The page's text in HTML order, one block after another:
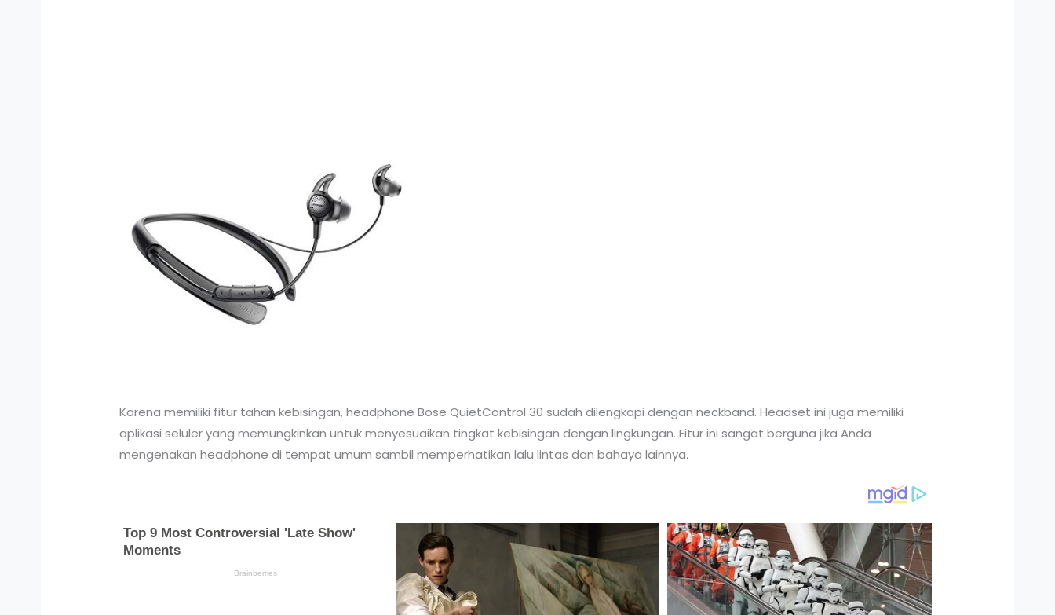
Karena memiliki fitur tahan kebisingan, headphone Bose QuietControl 30 sudah dilengkapi dengan neckband. Headset ini juga memiliki
aplikasi seluler yang memungkinkan untuk menyesuaikan tingkat kebisingan dengan lingkungan. Fitur ini sangat berguna jika Anda
mengenakan headphone di tempat umum sambil memperhatikan lalu lintas dan bahaya lainnya.